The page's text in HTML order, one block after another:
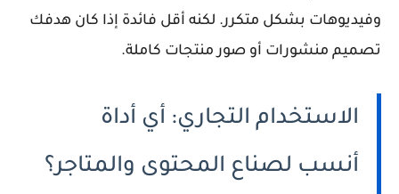
وفيديوهات بشكل متكرر. لكنه أقل فائدة إذا كان هدفك
تصميم منشورات أو صور منتجات كاملة.
الاستخدام التجاري: أي أداة
أنسب لصناع المحتوى والمتاجر؟